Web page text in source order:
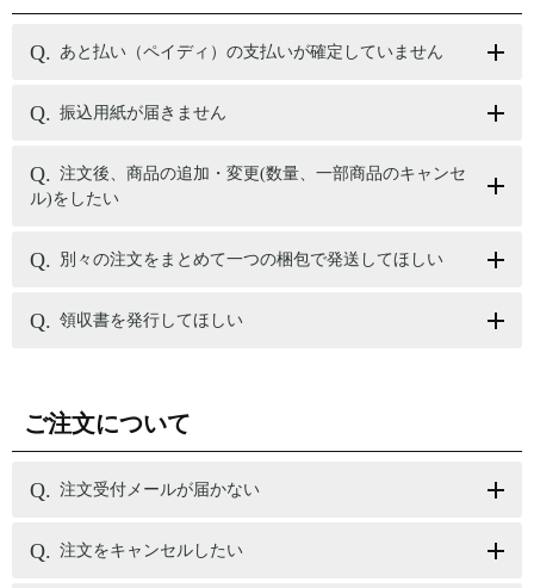
あと払い（ペイディ）の支払いが確定していません
振込用紙が届きません
注文後、商品の追加・変更(数量、一部商品のキャンセ
ル)をしたい
別々の注文をまとめて一つの梱包で発送してほしい
領収書を発行してほしい
ご注文について
注文受付メールが届かない
注文をキャンセルしたい